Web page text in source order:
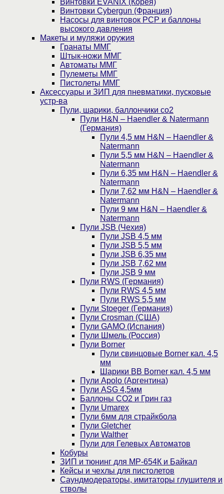
Винтовки EVANIX (Корея)
Винтовки Cybergun (Франция)
Насосы для винтовок PCP и баллоны
высокого давления
Макеты и муляжи оружия
Гранаты ММГ
Штык-ножи ММГ
Автоматы ММГ
Пулеметы ММГ
Пистолеты ММГ
Аксессуары и ЗИП для пневматики, пусковые
устр-ва
Пули, шарики, баллончики со2
Пули H&N – Haendler & Natermann
(Германия)
Пули 4,5 мм H&N – Haendler &
Natermann
Пули 5,5 мм H&N – Haendler &
Natermann
Пули 6,35 мм H&N – Haendler &
Natermann
Пули 7,62 мм H&N – Haendler &
Natermann
Пули 9 мм H&N – Haendler &
Natermann
Пули JSB (Чехия)
Пули JSB 4,5 мм
Пули JSB 5,5 мм
Пули JSB 6,35 мм
Пули JSB 7,62 мм
Пули JSB 9 мм
Пули RWS (Германия)
Пули RWS 4,5 мм
Пули RWS 5,5 мм
Пули Stoeger (Германия)
Пули Crosman (США)
Пули GAMO (Испания)
Пули Шмель (Россия)
Пули Borner
Пули свинцовые Borner кал. 4,5
мм
Шарики BB Borner кал. 4,5 мм
Пули Apolo (Аргентина)
Пули ASG 4,5мм
Баллоны CO2 и Грин газ
Пули Umarex
Пули 6мм для страйкбола
Пули Gletcher
Пули Walther
Пули для Гелевых Автоматов
Кобуры
ЗИП и тюнинг для МР-654К и Байкал
Кейсы и чехлы для пистолетов
Саундмодераторы, имитаторы глушителя и
стволы